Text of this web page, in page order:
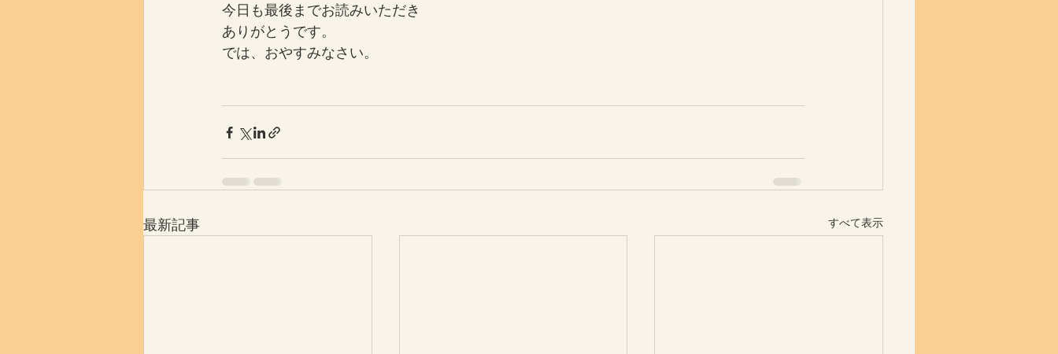
今日も最後までお読みいただき
ありがとうです。
では、おやすみなさい。
最新記事 すべて表示